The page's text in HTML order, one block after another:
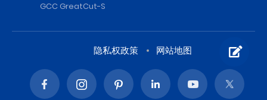
GCC GreatCut-S
隐私权政策 网站地图